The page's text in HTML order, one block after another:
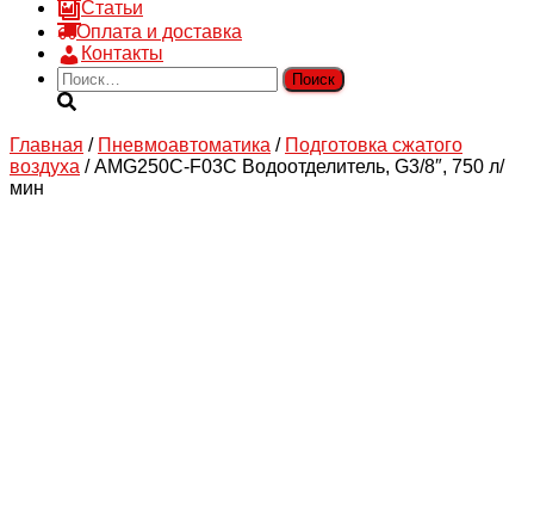
Статьи
Оплата и доставка
Контакты
Найти:
Главная / Пневмоавтоматика / Подготовка сжатого
воздуха / AMG250C-F03C Водоотделитель, G3/8″, 750 л/
мин